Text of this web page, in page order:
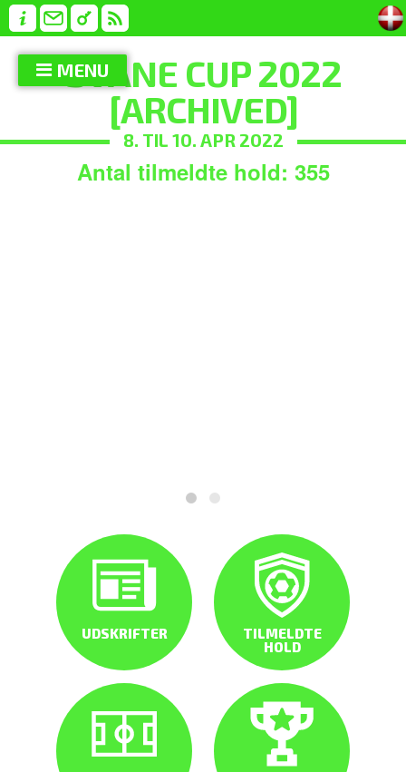
SVANE CUP 2022
[ARCHIVED]
8. TIL 10. APR 2022
Antal tilmeldte hold: 355
UDSKRIFTER
TILMELDTE
HOLD
MENU